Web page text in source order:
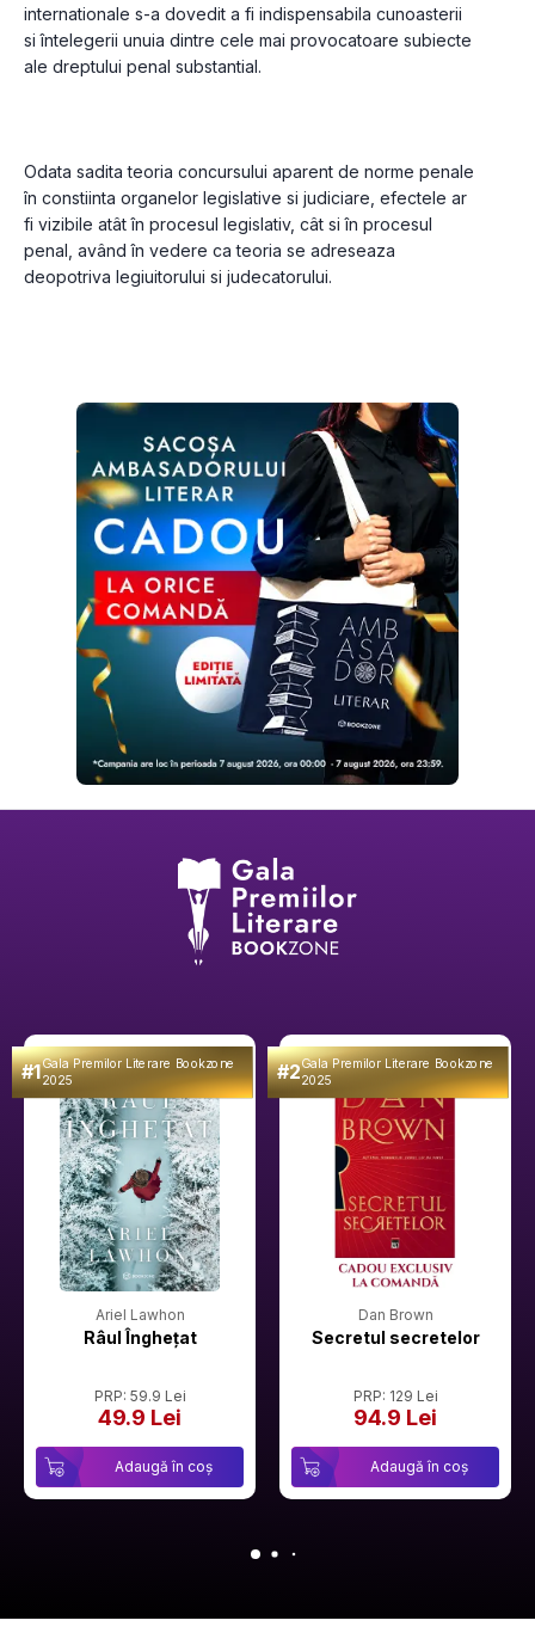
internationale s-a dovedit a fi indispensabila cunoasterii
si întelegerii unuia dintre cele mai provocatoare subiecte
ale dreptului penal substantial.
Odata sadita teoria concursului aparent de norme penale
în constiinta organelor legislative si judiciare, efectele ar
fi vizibile atât în procesul legislativ, cât si în procesul
penal, având în vedere ca teoria se adreseaza
deopotriva legiuitorului si judecatorului.
#1Gala Premilor Literare Bookzone
2025
Ariel Lawhon
Râul Înghețat
PRP: 59.9 Lei
49.9 Lei
Adaugă în coș
#2Gala Premilor Literare Bookzone
2025
Dan Brown
Secretul secretelor
PRP: 129 Lei
94.9 Lei
Adaugă în coș